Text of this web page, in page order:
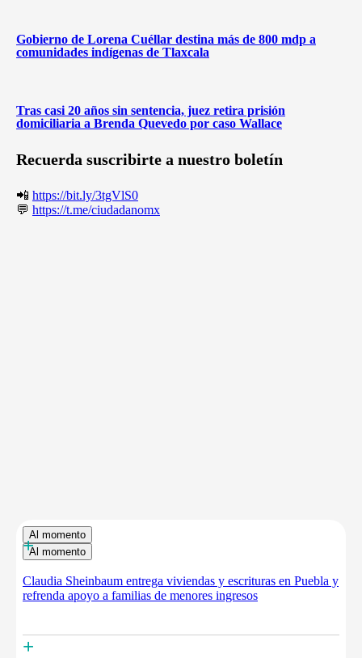
Gobierno de Lorena Cuéllar destina más de 800 mdp a
comunidades indígenas de Tlaxcala
Tras casi 20 años sin sentencia, juez retira prisión
domiciliaria a Brenda Quevedo por caso Wallace
Recuerda suscribirte a nuestro boletín
📲 https://bit.ly/3tgVlS0
💬 https://t.me/ciudadanomx
Al momento
Al momento
+
Claudia Sheinbaum entrega viviendas y escrituras en Puebla y
refrenda apoyo a familias de menores ingresos
+